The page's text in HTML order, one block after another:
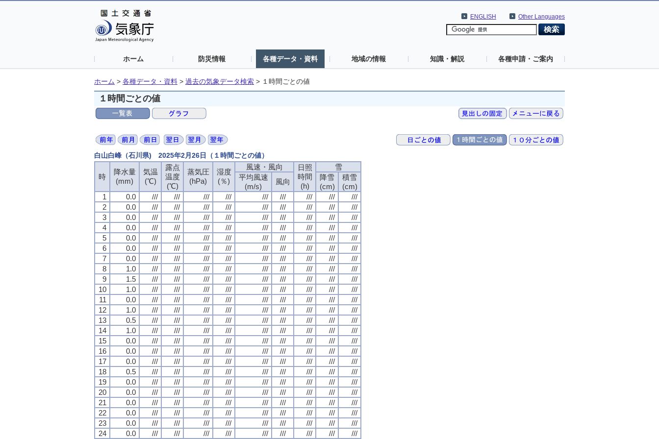
Other Languages
ENGLISH
ホーム 防災情報 各種データ・資料 地域の情報 知識・解説 各種申請・ご案内
ホーム > 各種データ・資料 > 過去の気象データ検索 > １時間ごとの値
１時間ごとの値
白山白峰（石川県) 2025年2月26日（１時間ごとの値）
時
降水量
(mm)
気温
(℃)
露点
温度
(℃)
蒸気圧
(hPa)
湿度
(％)
風速・風向
日照
時間
(h)
雪
平均風速
(m/s)
風向
降雪
(cm)
積雪
(cm)
1
0.0 /// /// /// /// /// /// /// ///
///
2
0.0 /// /// /// /// /// /// /// ///
///
3
0.0 /// /// /// /// /// /// /// ///
///
4
0.0 /// /// /// /// /// /// /// ///
///
5
0.0 /// /// /// /// /// /// /// ///
///
6
0.0 /// /// /// /// /// /// /// ///
///
7
0.0 /// /// /// /// /// /// /// ///
///
8
1.0 /// /// /// /// /// /// /// ///
///
9
1.5 /// /// /// /// /// /// /// ///
///
10
1.0 /// /// /// /// /// /// /// ///
///
11
0.0 /// /// /// /// /// /// /// ///
///
12
1.0 /// /// /// /// /// /// /// ///
///
13
0.5 /// /// /// /// /// /// /// ///
///
14
1.0 /// /// /// /// /// /// /// ///
///
15
0.0 /// /// /// /// /// /// /// ///
///
16
0.0 /// /// /// /// /// /// /// ///
///
17
0.0 /// /// /// /// /// /// /// ///
///
18
0.5 /// /// /// /// /// /// /// ///
///
19
0.0 /// /// /// /// /// /// /// ///
///
20
0.0 /// /// /// /// /// /// /// ///
///
21
0.0 /// /// /// /// /// /// /// ///
///
22
0.0 /// /// /// /// /// /// /// ///
///
23
0.0 /// /// /// /// /// /// /// ///
///
24
0.0 /// /// /// /// /// /// /// /// ///